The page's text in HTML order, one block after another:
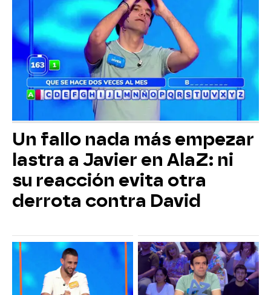
Un fallo nada más empezar
lastra a Javier en AlaZ: ni
su reacción evita otra
derrota contra David